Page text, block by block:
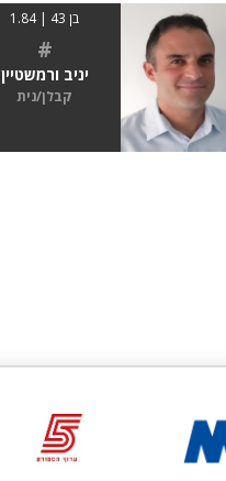
בן 43 | 1.84
#
יניב ורמשטיין
קבלן/נית